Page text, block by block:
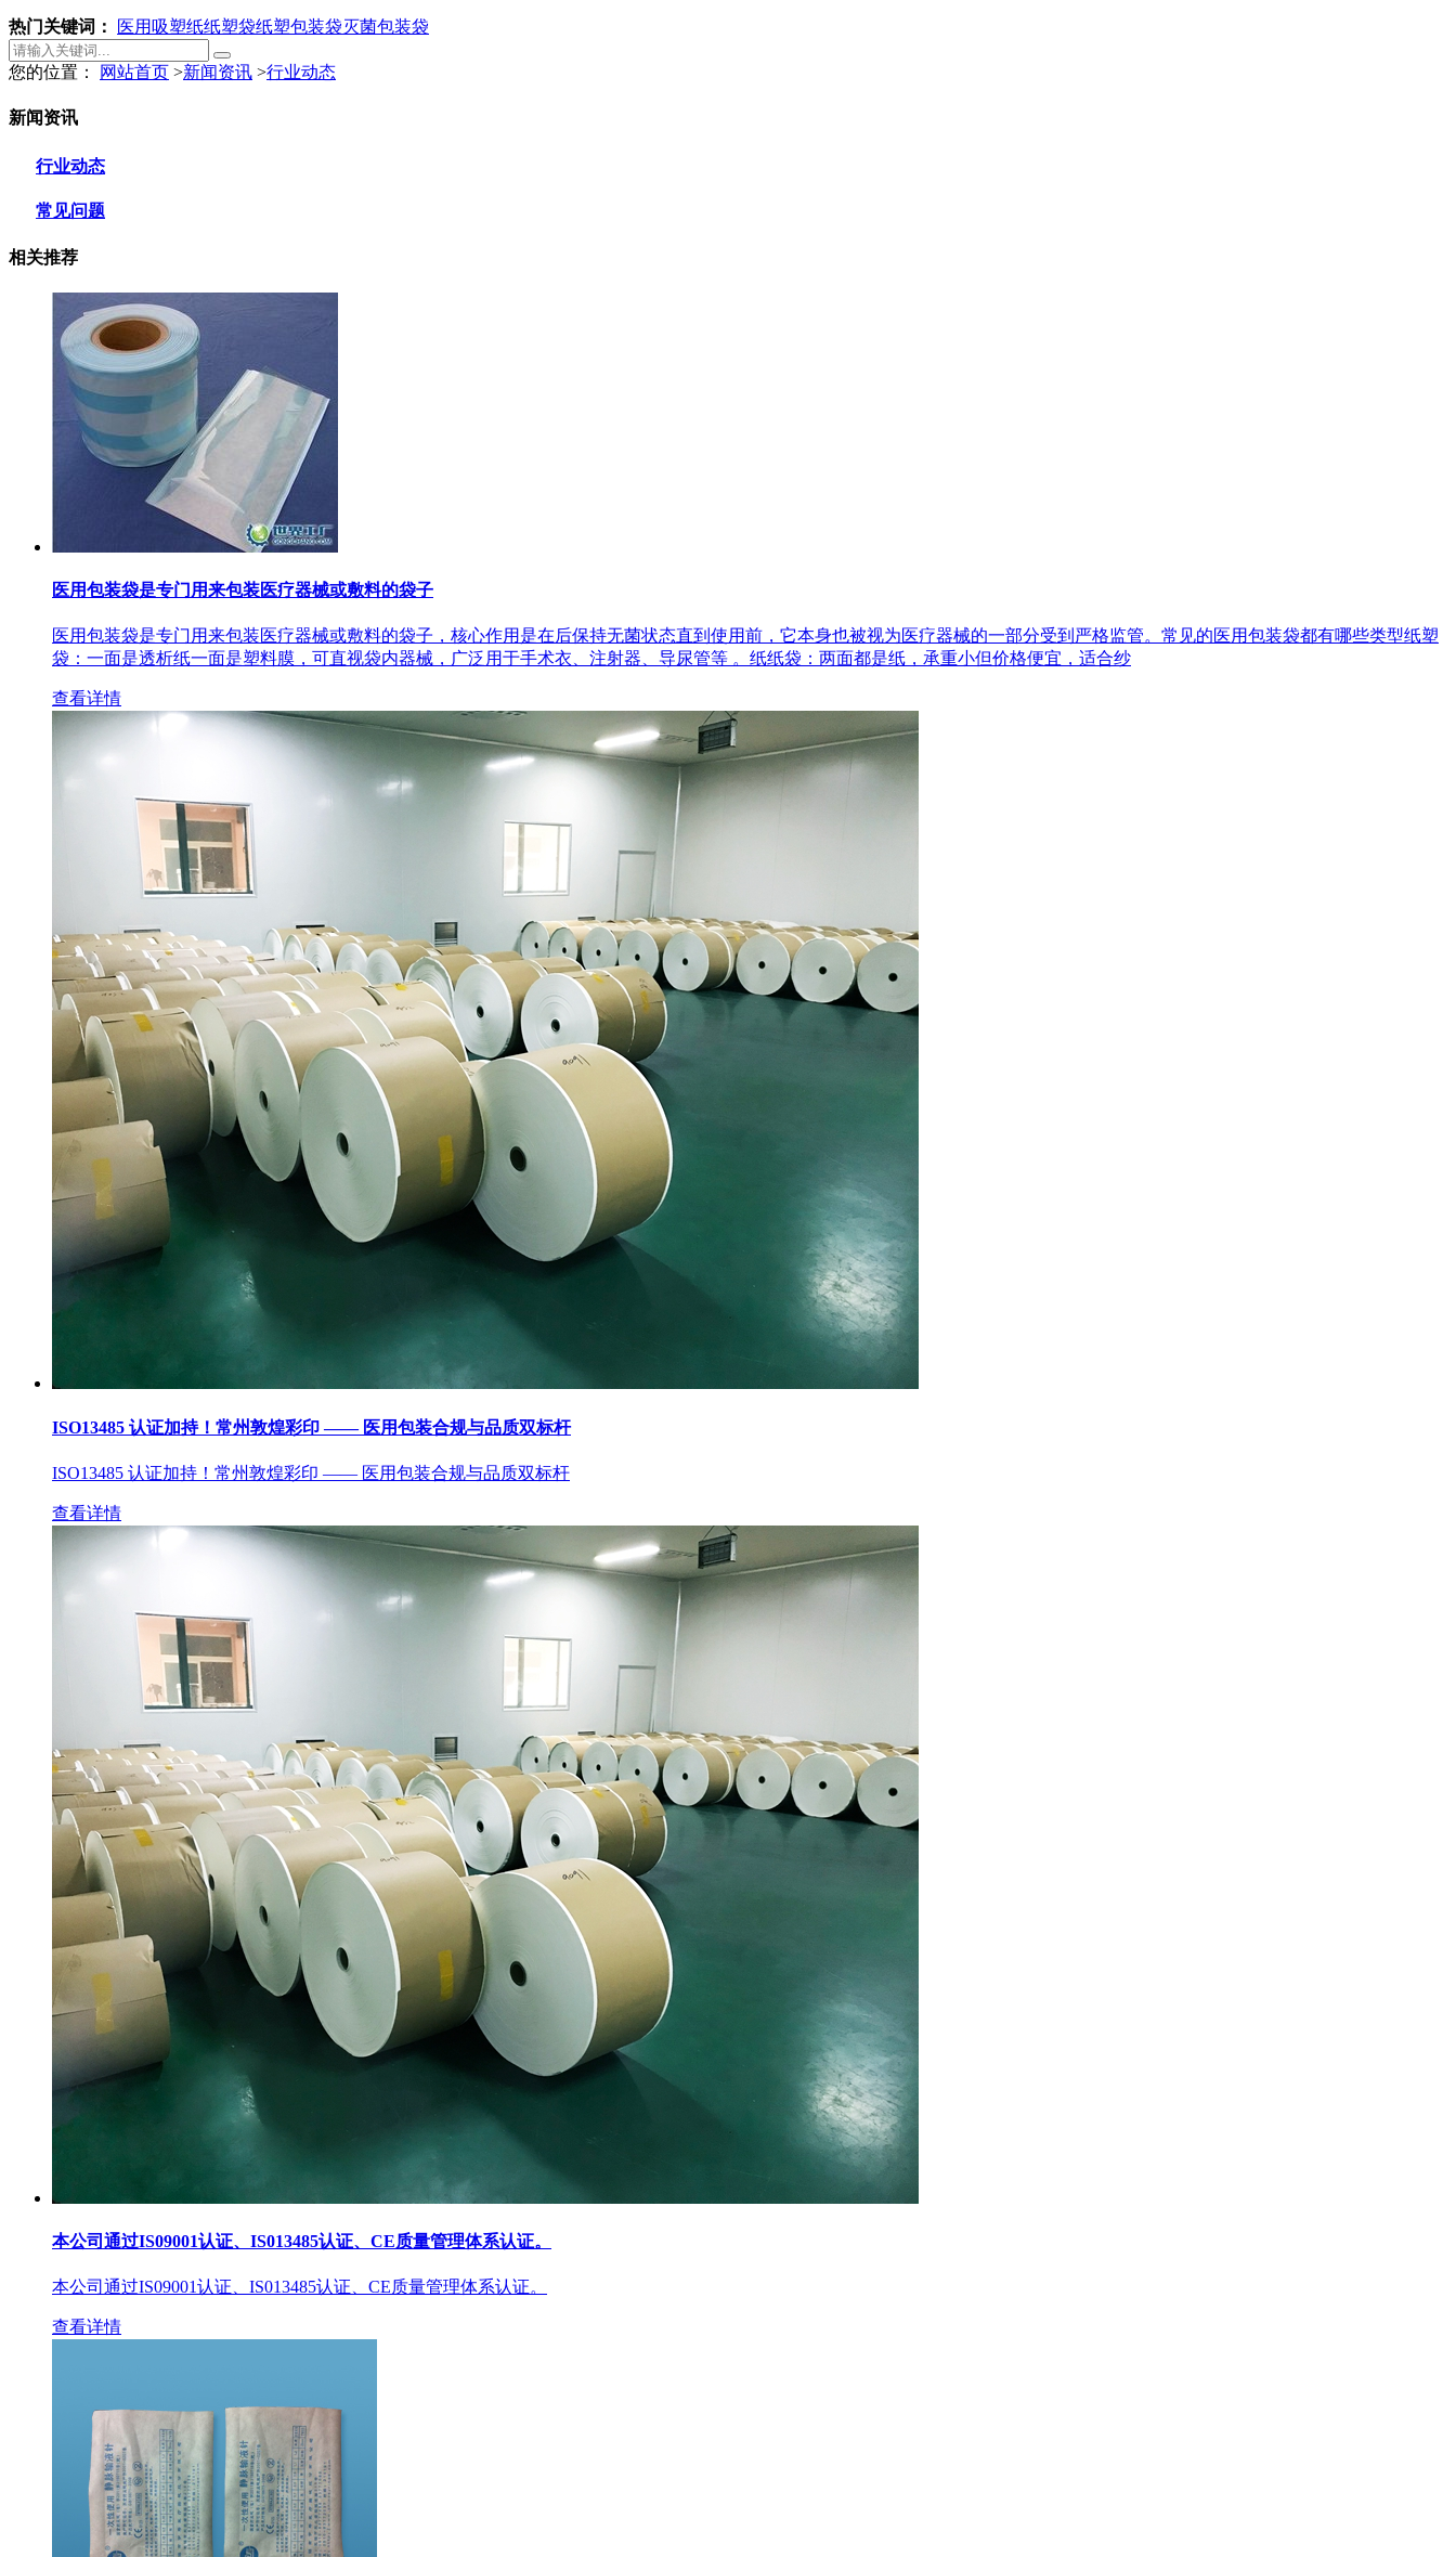
热门关键词： 医用吸塑纸纸塑袋纸塑包装袋灭菌包装袋
您的位置： 网站首页 >新闻资讯 >行业动态
新闻资讯
行业动态
常见问题
相关推荐
医用包装袋‌是专门用来包装医疗器械或敷料的袋子
医用包装袋‌是专门用来包装医疗器械或敷料的袋子，核心作用是在后‌保持无菌状态‌直到使用前，它本身也被视为医疗器械的一部分受到严格监管。常见的医用包装袋都有哪些类型‌纸塑
袋‌：一面是透析纸一面是塑料膜，可直视袋内器械，广泛用于手术衣、注射器、导尿管等 。‌纸纸袋‌：两面都是纸，承重小但价格便宜，适合纱
查看详情
ISO13485 认证加持！常州敦煌彩印 —— 医用包装合规与品质双标杆
ISO13485 认证加持！常州敦煌彩印 —— 医用包装合规与品质双标杆
查看详情
本公司通过IS09001认证、IS013485认证、CE质量管理体系认证。
本公司通过IS09001认证、IS013485认证、CE质量管理体系认证。
查看详情